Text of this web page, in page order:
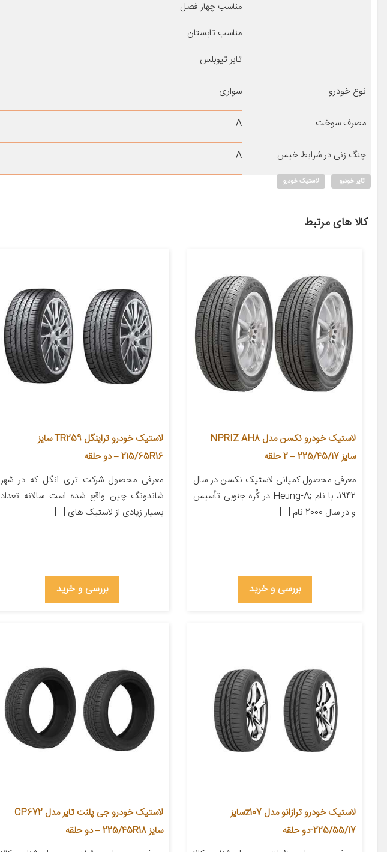
مناسب چهار فصل
مناسب تابستان
تایر تیوبلس
نوع خودرو سواری
مصرف سوخت A
چنگ زنی در شرایط خیس A
تایر خودرو لاستیک خودرو
کالا های مرتبط
لاستیک خودرو نکسن مدل NPRIZ AH8
سایز 225/45/17 – 2 حلقه
معرفی محصول کمپانی لاستیک نکسن در سال
1942، با نام ;Heung-A در کُره­ جنوبی تأسیس
و در سال 2000 نام […]
بررسی و خرید
لاستیک خودرو تراینگل TR259 سایز
215/65R16 – دو حلقه
معرفی محصول شرکت تری انگل که در شهر
شاندونگ چین واقع شده است سالانه تعداد
بسیار زیادی از لاستیک های […]
بررسی و خرید
لاستیک خودرو ترازانو مدل z107سایز
225/55/17-دو حلقه
لاستیک خودرو جی پلنت تایر مدل CP672
سایز 225/45R18 – دو حلقه